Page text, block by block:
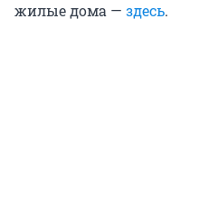
жилые дома — здесь.